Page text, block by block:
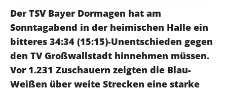
Der TSV Bayer Dormagen hat am
Sonntagabend in der heimischen Halle ein
bitteres 34:34 (15:15)-Unentschieden gegen
den TV Großwallstadt hinnehmen müssen.
Vor 1.231 Zuschauern zeigten die Blau-
Weißen über weite Strecken eine starke